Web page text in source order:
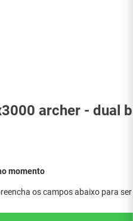
archer - dual
momento
os campos abaixo para